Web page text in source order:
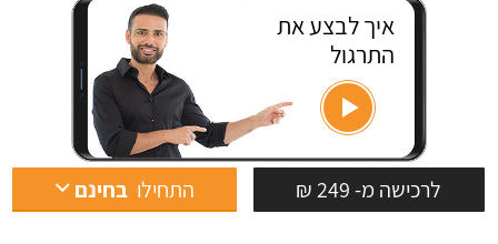
לרכישה מ- 249 ₪ התחילובחינם
איך לבצע את
התרגול